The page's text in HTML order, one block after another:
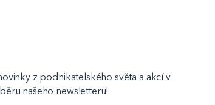
z podnikatelského světa a akcí v
našeho newsletteru!